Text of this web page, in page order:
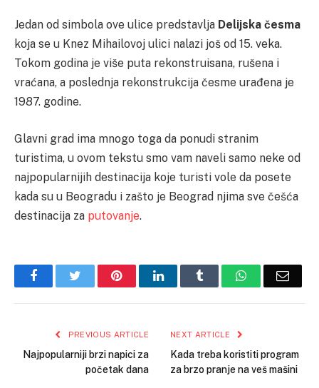
Jedan od simbola ove ulice predstavlja Delijska česma
koja se u Knez Mihailovoj ulici nalazi još od 15. veka.
Tokom godina je više puta rekonstruisana, rušena i
vraćana, a poslednja rekonstrukcija česme urađena je
1987. godine.
Glavni grad ima mnogo toga da ponudi stranim
turistima, u ovom tekstu smo vam naveli samo neke od
najpopularnijih destinacija koje turisti vole da posete
kada su u Beogradu i zašto je Beograd njima sve češća
destinacija za putovanje.
FacebookTwitter PinterestLinkedInTumblr WhatsAppEmail
PREVIOUS ARTICLE
Najpopularniji brzi napici za
početak dana
NEXT ARTICLE
Kada treba koristiti program
za brzo pranje na veš mašini